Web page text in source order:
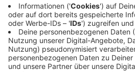
Marktständen. Am Sonntag ist
verkaufsoffen und vor der
der Umweltbörse Tipps rund um
Beispiel kann man sich ans
wupsi setzen. Und in der
Programm speziell für